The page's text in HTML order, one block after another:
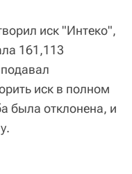
иск "Интеко",
161,113
иск в полном
была отклонена, и